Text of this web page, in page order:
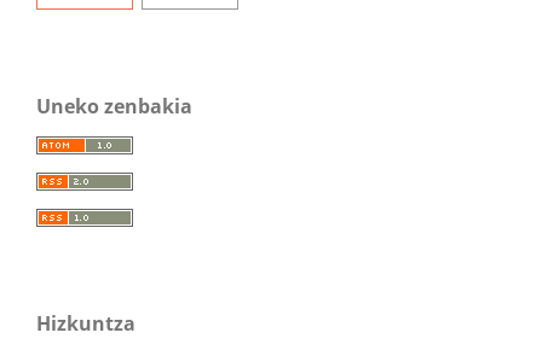
Uneko zenbakia
Hizkuntza